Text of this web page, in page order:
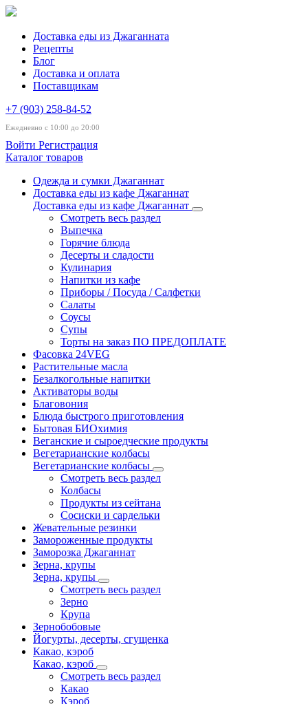
Доставка еды из Джаганната
Рецепты
Блог
Доставка и оплата
Поставщикам
+7 (903) 258-84-52
Ежедневно с 10:00 до 20:00
Войти Регистрация
Каталог товаров
Одежда и сумки Джаганнат
Доставка еды из кафе Джаганнат
Доставка еды из кафе Джаганнат
Смотреть весь раздел
Выпечка
Горячие блюда
Десерты и сладости
Кулинария
Напитки из кафе
Приборы / Посуда / Салфетки
Салаты
Соусы
Супы
Торты на заказ ПО ПРЕДОПЛАТЕ
Фасовка 24VEG
Растительные масла
Безалкогольные напитки
Активаторы воды
Благовония
Блюда быстрого приготовления
Бытовая БИОхимия
Веганские и сыроедческие продукты
Вегетарианские колбасы
Вегетарианские колбасы
Смотреть весь раздел
Колбасы
Продукты из сейтана
Сосиски и сардельки
Жевательные резинки
Замороженные продукты
Заморозка Джаганнат
Зерна, крупы
Зерна, крупы
Смотреть весь раздел
Зерно
Крупа
Зернобобовые
Йогурты, десерты, сгущенка
Какао, кэроб
Какао, кэроб
Смотреть весь раздел
Какао
Кэроб